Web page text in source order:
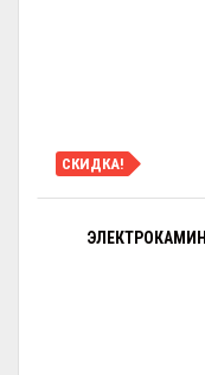
СКИДКА!
ЭЛЕКТРОКАМИН